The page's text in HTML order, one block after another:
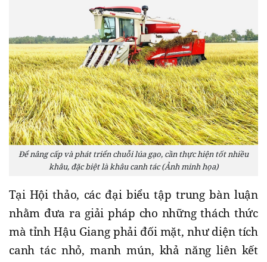
Để nâng cấp và phát triển chuỗi lúa gạo, cần thực hiện tốt nhiều
khâu, đặc biệt là khâu canh tác (Ảnh minh họa)
Tại Hội thảo, các đại biểu tập trung bàn luận
nhằm đưa ra giải pháp cho những thách thức
mà tỉnh Hậu Giang phải đối mặt, như diện tích
canh tác nhỏ, manh mún, khả năng liên kết